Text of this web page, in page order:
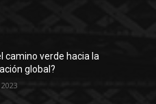
camino verde hacia la
global?